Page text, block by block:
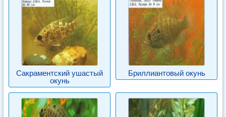
Сакраментский ушастый
окунь
Бриллиантовый окунь